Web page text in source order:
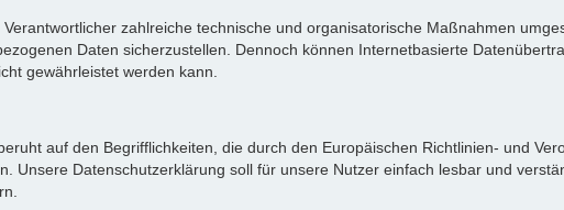
zahlreiche technische und organisatorische Maßnahmen
Daten sicherzustellen. Dennoch können Internetbasierte
gewährleistet werden kann.
auf den Begrifflichkeiten, die durch den Europäischen Richtlinien- und
Unsere Datenschutzerklärung soll für unsere Nutzer einfach lesbar und